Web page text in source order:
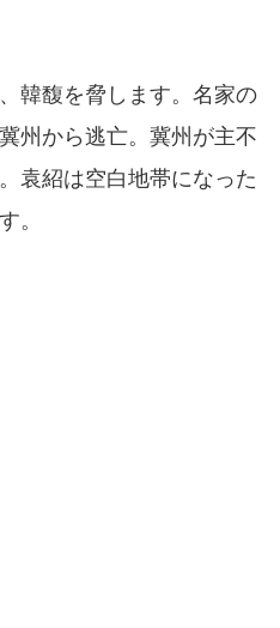
韓馥を脅します。名家の
州から逃亡。冀州が主不
袁紹は空白地帯になった
。